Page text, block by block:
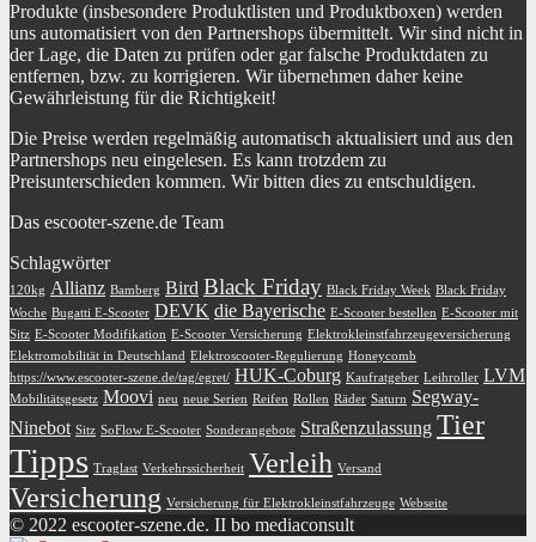
Produkte (insbesondere Produktlisten und Produktboxen) werden
uns automatisiert von den Partnershops übermittelt. Wir sind nicht in
der Lage, die Daten zu prüfen oder gar falsche Produktdaten zu
entfernen, bzw. zu korrigieren. Wir übernehmen daher keine
Gewährleistung für die Richtigkeit!
Die Preise werden regelmäßig automatisch aktualisiert und aus den
Partnershops neu eingelesen. Es kann trotzdem zu
Preisunterschieden kommen. Wir bitten dies zu entschuldigen.
Das escooter-szene.de Team
Schlagwörter
120kg Allianz Bamberg Bird Black Friday Black Friday Week Black Friday
Woche Bugatti E-Scooter DEVK die Bayerische E-Scooter bestellen E-Scooter mit
Sitz E-Scooter Modifikation E-Scooter Versicherung Elektrokleinstfahrzeugeversicherung
Elektromobilität in Deutschland Elektroscooter-Regulierung Honeycomb
https://www.escooter-szene.de/tag/egret/ HUK-Coburg Kaufratgeber Leihroller LVM
Mobilitätsgesetz Moovi neu neue Serien Reifen Rollen Räder Saturn Segway-
Ninebot Sitz SoFlow E-Scooter Sonderangebote Straßenzulassung Tier
Tipps Traglast Verkehrssicherheit Verleih Versand
Versicherung Versicherung für Elektrokleinstfahrzeuge Webseite
© 2022 escooter-szene.de. II bo mediaconsult